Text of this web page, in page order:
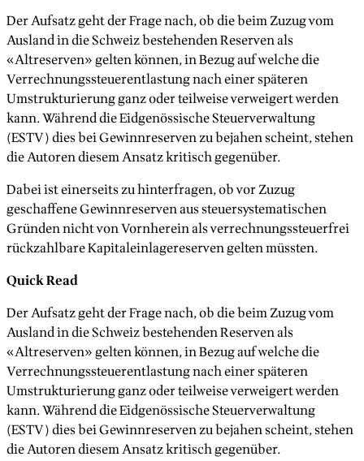
Der Aufsatz geht der Frage nach, ob die beim Zuzug vom
Ausland in die Schweiz bestehenden Reserven als
«Altreserven» gelten können, in Bezug auf welche die
Verrechnungssteuerentlastung nach einer späteren
Umstrukturierung ganz oder teilweise verweigert werden
kann. Während die Eidgenössische Steuerverwaltung
(ESTV) dies bei Gewinnreserven zu bejahen scheint, stehen
die Autoren diesem Ansatz kritisch gegenüber.
Dabei ist einerseits zu hinterfragen, ob vor Zuzug
geschaffene Gewinnreserven aus steuersystematischen
Gründen nicht von Vornherein als verrechnungssteuerfrei
rückzahlbare Kapitaleinlagereserven gelten müssten.
Quick Read
Der Aufsatz geht der Frage nach, ob die beim Zuzug vom
Ausland in die Schweiz bestehenden Reserven als
«Altreserven» gelten können, in Bezug auf welche die
Verrechnungssteuerentlastung nach einer späteren
Umstrukturierung ganz oder teilweise verweigert werden
kann. Während die Eidgenössische Steuerverwaltung
(ESTV) dies bei Gewinnreserven zu bejahen scheint, stehen
die Autoren diesem Ansatz kritisch gegenüber.